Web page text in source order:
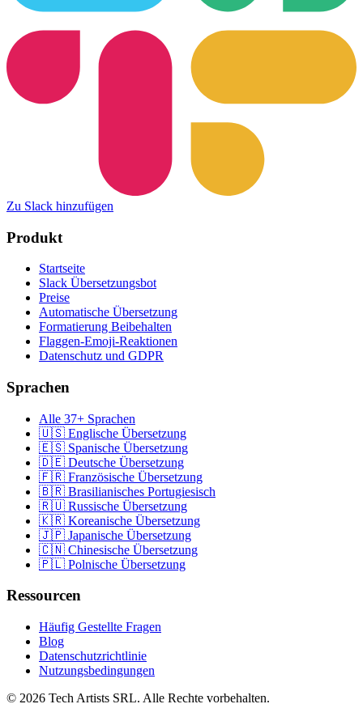
Zu Slack hinzufügen
Produkt
Startseite
Slack Übersetzungsbot
Preise
Automatische Übersetzung
Formatierung Beibehalten
Flaggen-Emoji-Reaktionen
Datenschutz und GDPR
Sprachen
Alle 37+ Sprachen
🇺🇸 Englische Übersetzung
🇪🇸 Spanische Übersetzung
🇩🇪 Deutsche Übersetzung
🇫🇷 Französische Übersetzung
🇧🇷 Brasilianisches Portugiesisch
🇷🇺 Russische Übersetzung
🇰🇷 Koreanische Übersetzung
🇯🇵 Japanische Übersetzung
🇨🇳 Chinesische Übersetzung
🇵🇱 Polnische Übersetzung
Ressourcen
Häufig Gestellte Fragen
Blog
Datenschutzrichtlinie
Nutzungsbedingungen
© 2026 Tech Artists SRL. Alle Rechte vorbehalten.